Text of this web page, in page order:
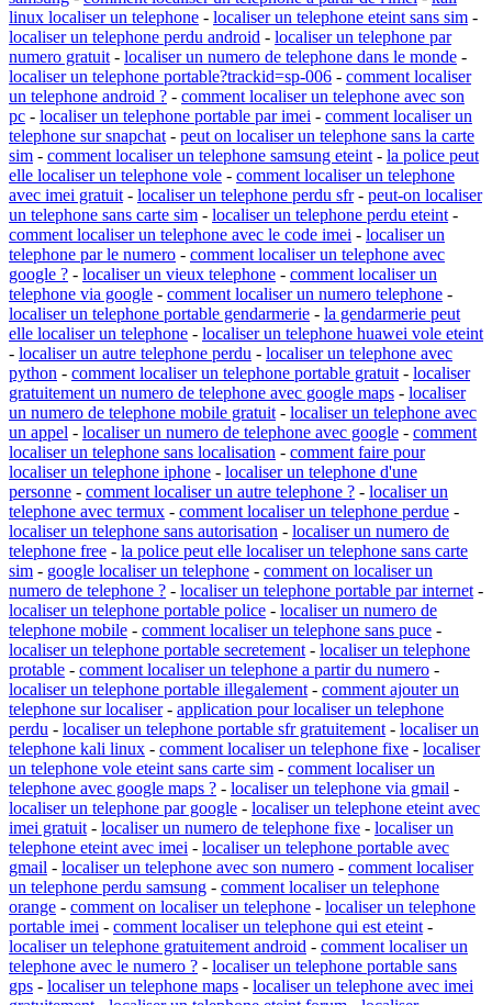
linux localiser un telephone - localiser un telephone eteint sans sim -
localiser un telephone perdu android - localiser un telephone par
numero gratuit - localiser un numero de telephone dans le monde -
localiser un telephone portable?trackid=sp-006 - comment localiser
un telephone android ? - comment localiser un telephone avec son
pc - localiser un telephone portable par imei - comment localiser un
telephone sur snapchat - peut on localiser un telephone sans la carte
sim - comment localiser un telephone samsung eteint - la police peut
elle localiser un telephone vole - comment localiser un telephone
avec imei gratuit - localiser un telephone perdu sfr- peut-on localiser
un telephone sans carte sim - localiser un telephone perdu eteint -
comment localiser un telephone avec le code imei - localiser un
telephone par le numero - comment localiser un telephone avec
google ? - localiser un vieux telephone - comment localiser un
telephone via google - comment localiser un numero telephone -
localiser un telephone portable gendarmerie - la gendarmerie peut
elle localiser un telephone - localiser un telephone huawei vole eteint
- localiser un autre telephone perdu - localiser un telephone avec
python - comment localiser un telephone portable gratuit - localiser
gratuitement un numero de telephone avec google maps - localiser
un numero de telephone mobile gratuit - localiser un telephone avec
un appel - localiser un numero de telephone avec google - comment
localiser un telephone sans localisation - comment faire pour
localiser un telephone iphone - localiser un telephone d'une
personne - comment localiser un autre telephone ? - localiser un
telephone avec termux - comment localiser un telephone perdue -
localiser un telephone sans autorisation - localiser un numero de
telephone free - la police peut elle localiser un telephone sans carte
sim - google localiser un telephone - comment on localiser un
numero de telephone ? - localiser un telephone portable par internet -
localiser un telephone portable police - localiser un numero de
telephone mobile - comment localiser un telephone sans puce -
localiser un telephone portable secretement - localiser un telephone
protable - comment localiser un telephone a partir du numero -
localiser un telephone portable illegalement - comment ajouter un
telephone sur localiser- application pour localiser un telephone
perdu - localiser un telephone portable sfr gratuitement - localiser un
telephone kali linux - comment localiser un telephone fixe - localiser
un telephone vole eteint sans carte sim - comment localiser un
telephone avec google maps ? - localiser un telephone via gmail -
localiser un telephone par google - localiser un telephone eteint avec
imei gratuit - localiser un numero de telephone fixe - localiser un
telephone eteint avec imei - localiser un telephone portable avec
gmail - localiser un telephone avec son numero - comment localiser
un telephone perdu samsung - comment localiser un telephone
orange - comment on localiser un telephone - localiser un telephone
portable imei - comment localiser un telephone qui est eteint -
localiser un telephone gratuitement android - comment localiser un
telephone avec le numero ? - localiser un telephone portable sans
gps - localiser un telephone maps - localiser un telephone avec imei